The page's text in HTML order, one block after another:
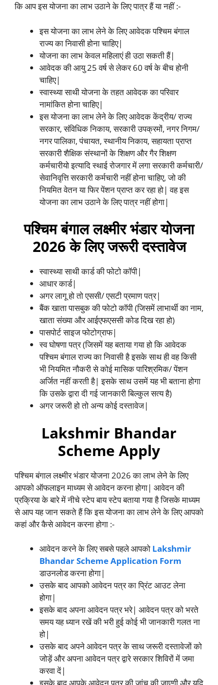
कि आप इस योजना का लाभ उठाने के लिए पात्र हैं या नहीं :-
इस योजना का लाभ लेने के लिए आवेदक पश्चिम बंगाल
राज्य का निवासी होना चाहिए|
योजना का लाभ केवल महिलाएं ही उठा सकती हैं|
आवेदक की आयु 25 वर्ष से लेकर 60 वर्ष के बीच होनी
चाहिए|
स्वास्थ्या साथी योजना के तहत आवेदक का परिवार
नामांकित होना चाहिए|
इस योजना का लाभ लेने के लिए आवेदक केंद्रीय/ राज्य
सरकार, संविधिक निकाय, सरकारी उपक्रमों, नगर निगम/
नगर पालिका, पंचायत, स्थानीय निकाय, सहायता प्राप्त
सरकारी शैक्षिक संस्थानों के शिक्षण और गैर शिक्षण
कर्मचारीयो इत्यादि स्थाई रोजगार में लगा सरकारी कर्मचारी/
सेवानिवृत्ति सरकारी कर्मचारी नहीं होना चाहिए, जो की
नियमित वेतन या फिर पेंशन प्राप्त कर रहा हो| वह इस
योजना का लाभ उठाने के लिए पात्र नहीं होगा|
पश्चिम बंगाल लक्ष्मीर भंडार योजना
2026 के लिए जरूरी दस्तावेज
स्वास्थ्या साथी कार्ड की फोटो कॉपी|
आधार कार्ड|
अगर लागू हो तो एससी/ एसटी प्रमाण पत्र|
बैंक खाता पासबुक की फोटो कॉपी (जिसमें लाभार्थी का नाम,
खाता संख्या और आईएफएससी कोड दिख रहा हो)
पासपोर्ट साइज फोटोग्राफ|
स्व घोषणा पत्र (जिसमें यह बताया गया हो कि आवेदक
पश्चिम बंगाल राज्य का निवासी है इसके साथ ही वह किसी
भी नियमित नौकरी से कोई मासिक पारिश्रमिक/ पेंशन
अर्जित नहीं करती है| इसके साथ उसमें यह भी बताना होगा
कि उसके द्वारा दी गई जानकारी बिल्कुल सत्य है)
अगर जरूरी हो तो अन्य कोई दस्तावेज|
Lakshmir Bhandar
Scheme Apply
पश्चिम बंगाल लक्ष्मीर भंडार योजना 2026 का लाभ लेने के लिए
आपको ऑफलाइन माध्यम से आवेदन करना होगा| आवेदन की
प्रक्रिया के बारे में नीचे स्टेप बाय स्टेप बताया गया है जिसके माध्यम
से आप यह जान सकते हैं कि इस योजना का लाभ लेने के लिए आपको
कहां और कैसे आवेदन करना होगा :-
आवेदन करने के लिए सबसे पहले आपको Lakshmir
Bhandar Scheme Application Form
डाउनलोड करना होगा|
उसके बाद आपको आवेदन पत्र का प्रिंट आउट लेना
होगा|
इसके बाद अपना आवेदन पत्र भरे| आवेदन पत्र को भरते
समय यह ध्यान रखें की भरी हुई कोई भी जानकारी गलत ना
हो|
उसके बाद अपने आवेदन पत्र के साथ जरूरी दस्तावेजों को
जोड़ें और अपना आवेदन पत्र द्वारे सरकार शिविरों में जमा
करवा दें|